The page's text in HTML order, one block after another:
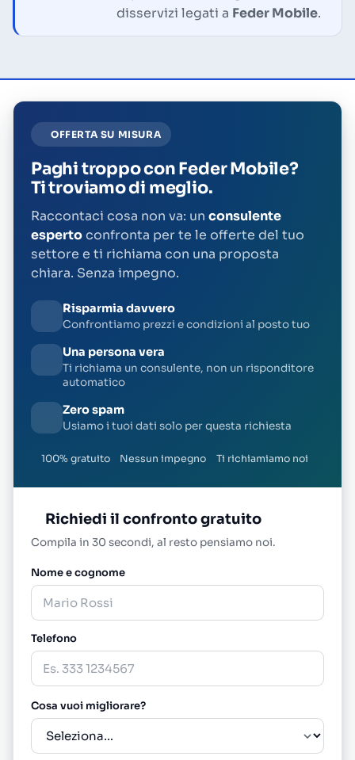
disservizi legati a Feder Mobile.
OFFERTA SU MISURA
Paghi troppo con Feder Mobile?
Ti troviamo di meglio.
Raccontaci cosa non va: un consulente
espertoconfronta per te le offerte del tuo
settore e ti richiama con una proposta
chiara. Senza impegno.
Risparmia davvero
Confrontiamo prezzi e condizioni al posto tuo
Una persona vera
Ti richiama un consulente, non un risponditore
automatico
Zero spam
Usiamo i tuoi dati solo per questa richiesta
100% gratuito Nessun impegno Ti richiamiamo noi
Richiedi il confronto gratuito
Compila in 30 secondi, al resto pensiamo noi.
Nome e cognome
Telefono
Cosa vuoi migliorare?